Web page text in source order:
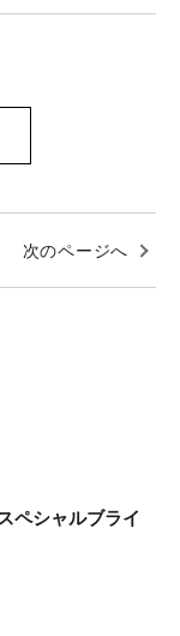
次のページへ
ペシャルブライ